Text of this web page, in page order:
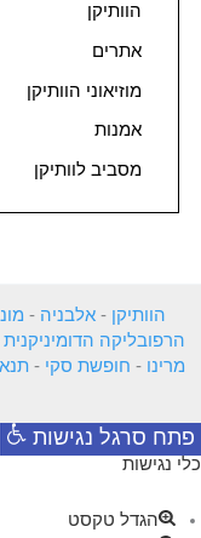
הוותיקן
אתרים
מוזיאוני הוותיקן
אמנות
מסביב לוותיקן
הוותיקן - אלבניה -
הרפובליקה הדומיניקנית
מרינו - חופשת סקי -
פתח סרגל נגישות
כלי נגישות
הגדל טקסט